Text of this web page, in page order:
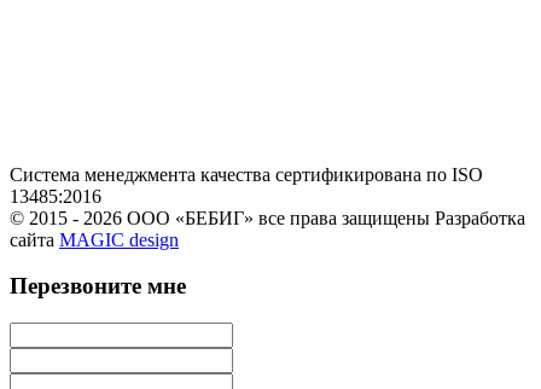
Система менеджмента качества сертификирована по ISO
13485:2016
© 2015 - 2026 ООО «БЕБИГ» все права защищены Разработка
сайта MAGIC design
Перезвоните мне